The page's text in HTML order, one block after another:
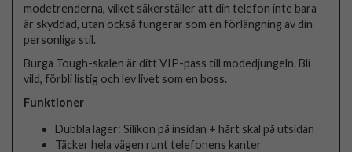
modetrenderna, vilket säkerställer att din telefon inte bara
är skyddad, utan också fungerar som en förlängning av din
personliga stil.
Burga Tough-skalen är ditt VIP-pass till modedjungeln. Bli
vild, förbli listig och lev livet som en boss.
Funktioner
Dubbla lager: Silikon på insidan + hårt skal på utsidan
Täcker hela vägen runt telefonens kanter